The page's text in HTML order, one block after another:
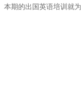
期的出国英语培训就